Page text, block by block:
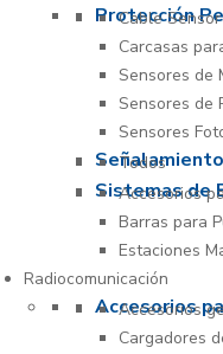
Protección
Cable
Carcasas
Sensores de
Sensores de
Sensores
Todos
Sistemas de
Accesorios
Barras para
Estaciones
Radiocomunicación
Accesorios
Accesorios
Cargadores